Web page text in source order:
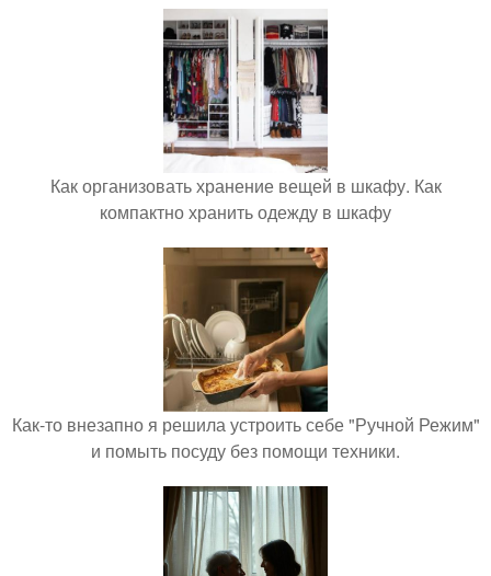
Как организовать хранение вещей в шкафу. Как
компактно хранить одежду в шкафу
Как-то внезапно я решила устроить себе "Ручной Режим"
и помыть посуду без помощи техники.